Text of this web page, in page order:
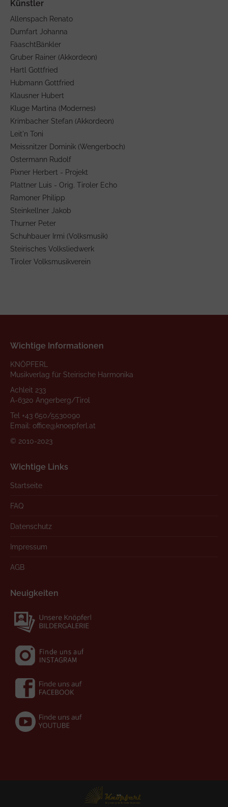
Allenspach Renato
Dumfart Johanna
FäaschtBänkler
Gruber Rainer (Akkordeon)
Hartl Gottfried
Hubmann Gottfried
Klausner Hubert
Kluge Martina (Modernes)
Krimbacher Stefan (Akkordeon)
Leit'n Toni
Meissnitzer Dominik (Wengerboch)
Ostermann Rudolf
Pixner Herbert - Projekt
Plattner Luis - Orig. Tiroler Echo
Ramoner Philipp
Steinkellner Jakob
Thurner Peter
Schuhbauer Irmi (Volksmusik)
Steirisches Volksliedwerk
Tiroler Volksmusikverein
Wichtige Informationen
KNÖPFERL
Musikverlag für Steirische Harmonika
Achleit 233
A-6320 Angerberg/Tirol
Tel +43 650/5530090
Email: office@knoepferl.at
© 2010-2023
Wichtige Links
Startseite
FAQ
Datenschutz
Impressum
AGB
Neuigkeiten